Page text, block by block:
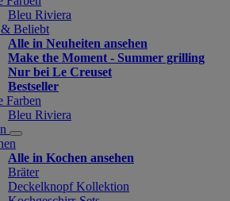
Bleu Riviera
Beliebt
Alle in Neuheiten ansehen
Make the Moment - Summer grilling
Nur bei Le Creuset
Bestseller
Farben
Bleu Riviera
Alle in Kochen ansehen
Bräter
Deckelknopf Kollektion